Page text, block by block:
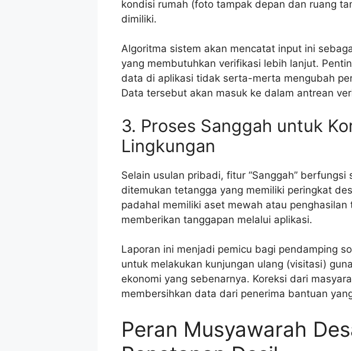
kondisi rumah (foto tampak depan dan ruang
dimiliki.
Algoritma sistem akan mencatat input ini
yang membutuhkan verifikasi lebih lanjut.
data di aplikasi tidak serta-merta mengubah
Data tersebut akan masuk ke dalam antrean
3. Proses Sanggah untuk
Lingkungan
Selain usulan pribadi, fitur “Sanggah”
ditemukan tetangga yang memiliki peringkat
padahal memiliki aset mewah atau
memberikan tanggapan melalui aplikasi.
Laporan ini menjadi pemicu bagi pendamping
untuk melakukan kunjungan ulang (visitasi)
ekonomi yang sebenarnya. Koreksi dari
membersihkan data dari penerima bantuan
Peran Musyawarah